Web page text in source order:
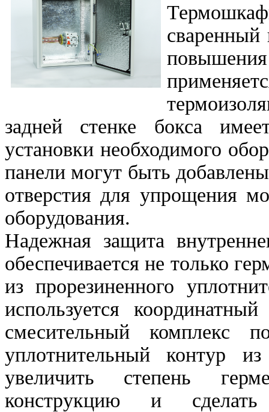
сваренный
задней стенке бокса
установки необходимого
панели могут быть
отверстия для упрощения
оборудования.
Надежная защита
обеспечивается не только
из прорезиненного
используется
смесительный комплекс
уплотнительный контур
увеличить степень
конструкцию и